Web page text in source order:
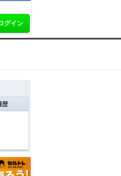
グイン
歴